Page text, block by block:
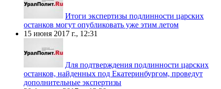
Итоги экспертизы подлинности царских
останков могут опубликовать уже этим летом
15 июня 2017 г., 12:31
Для подтверждения подлинности царских
останков, найденных под Екатеринбургом, проведут
дополнительные экспертизы